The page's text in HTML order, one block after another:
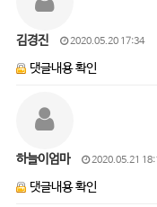
김경진 2020.05.20 17:34
댓글내용 확인
하늘이엄마 2020.05.21
댓글내용 확인